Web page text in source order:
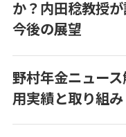
か？内田稔教授
今後の展望
野村年金ニュー
用実績と取り組み